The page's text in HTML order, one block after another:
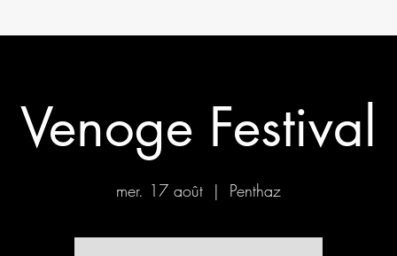
Venoge Festival
mer. 17 août
  |
Penthaz